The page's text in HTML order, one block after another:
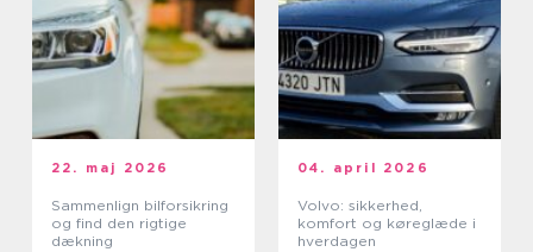
22. maj 2026
Sammenlign bilforsikring
og find den rigtige
dækning
04. april 2026
Volvo: sikkerhed,
komfort og køreglæde i
hverdagen